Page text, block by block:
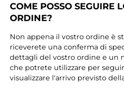
COME POSSO SEGUIRE
ORDINE?
Non appena il vostro ordine è
riceverete una conferma di
dettagli del vostro ordine e un
che potrete utilizzare per
visualizzare l'arrivo previsto